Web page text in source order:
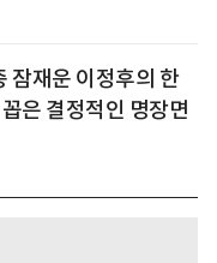
잠재운 이정후의 한
은 결정적인 명장면